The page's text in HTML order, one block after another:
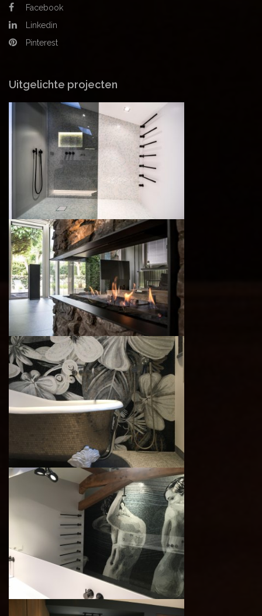
Facebook
Linkedin
Pinterest
Uitgelichte projecten